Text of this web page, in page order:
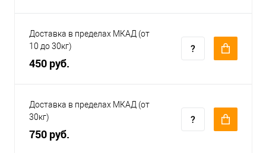
Доставка в пределах МКАД (от
10 до 30кг)
450 руб.
Доставка в пределах МКАД (от
30кг)
750 руб.